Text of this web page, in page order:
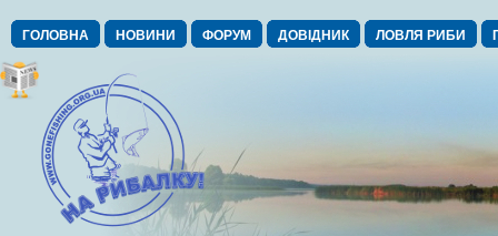
ГОЛОВНА НОВИНИ ФОРУМ ДОВІДНИК ЛОВЛЯ РИБИ